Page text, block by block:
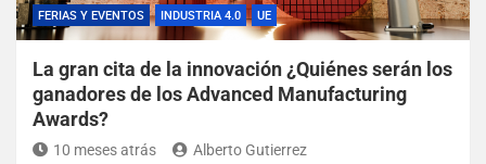
FERIAS Y EVENTOS INDUSTRIA 4.0 UE
La gran cita de la innovación ¿Quiénes serán los
ganadores de los Advanced Manufacturing
Awards?
10 meses atrás Alberto Gutierrez